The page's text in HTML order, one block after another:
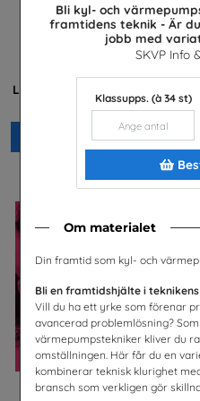
Bli kyl- och
framtidens teknik - Är
jobb med
SKVP Info
Klassupps. (à 34 st)
Om materialet
Din framtid som kyl- och
Bli en framtidshjälte i
Vill du ha ett yrke som förenar
avancerad problemlösning?
värmepumpstekniker kliver du
omställningen. Här får du en
kombinerar teknisk klurighet
bransch som verkligen gör
Är du säker? -
Lärarhandledning lågstadiet
Unga Forskare
Beställ 0kr